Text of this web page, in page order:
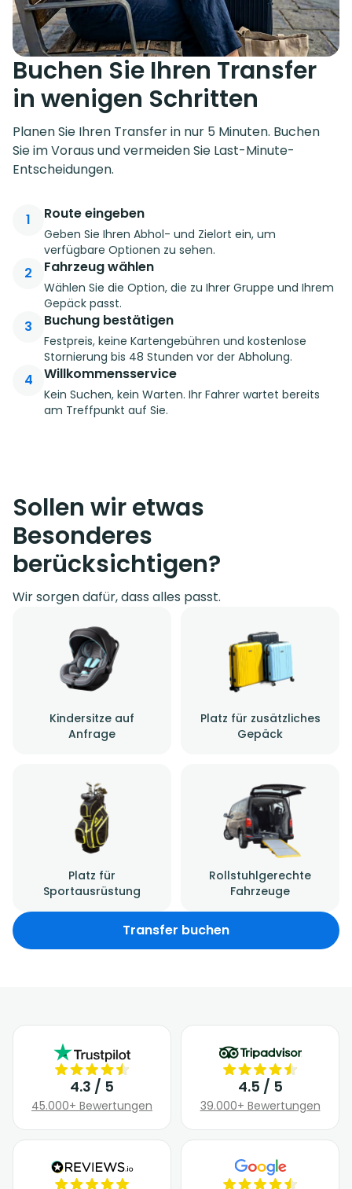
Buchen Sie Ihren Transfer
in wenigen Schritten
Planen Sie Ihren Transfer in nur 5 Minuten. Buchen
Sie im Voraus und vermeiden Sie Last-Minute-
Entscheidungen.
1 Route eingeben
Geben Sie Ihren Abhol- und Zielort ein, um
verfügbare Optionen zu sehen.
2 Fahrzeug wählen
Wählen Sie die Option, die zu Ihrer Gruppe und Ihrem
Gepäck passt.
3 Buchung bestätigen
Festpreis, keine Kartengebühren und kostenlose
Stornierung bis 48 Stunden vor der Abholung.
4 Willkommensservice
Kein Suchen, kein Warten. Ihr Fahrer wartet bereits
am Treffpunkt auf Sie.
Sollen wir etwas
Besonderes
berücksichtigen?
Wir sorgen dafür, dass alles passt.
Kindersitze auf
Anfrage
Platz für zusätzliches
Gepäck
Platz für
Sportausrüstung
Rollstuhlgerechte
Fahrzeuge
Transfer buchen
4.3 / 5
45.000+ Bewertungen
4.5 / 5
39.000+ Bewertungen